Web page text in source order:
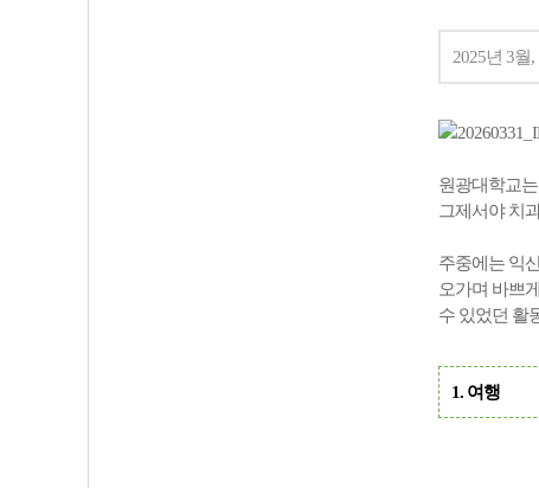
2025년 3월
원광대학교
그제서야 치
주중에는 익
오가며 바쁘
수 있었던 활
1. 여행